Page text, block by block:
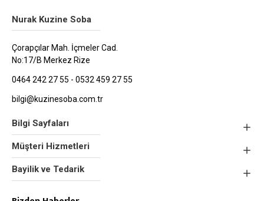
Nurak Kuzine Soba
Çorapçılar Mah. İçmeler Cad.
No:17/B Merkez Rize
0464 242 27 55 - 0532 459 27 55
bilgi@kuzinesoba.com.tr
Bilgi Sayfaları
Müşteri Hizmetleri
Bayilik ve Tedarik